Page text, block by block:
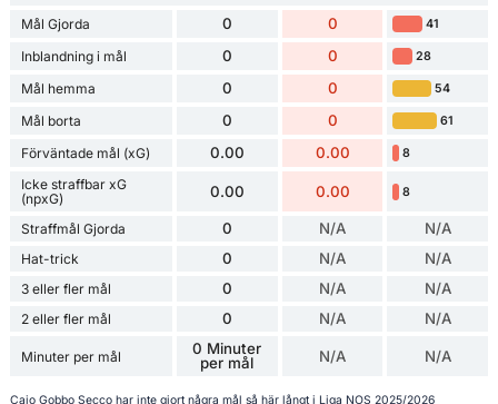
Mål Gjorda 0 0 41
Inblandning i mål 0 0 28
Mål hemma 0 0 54
Mål borta 0 0 61
Förväntade mål (xG) 0.00 0.00 8
Icke straffbar xG
(npxG)
0.00 0.00 8
Straffmål Gjorda 0 N/A N/A
Hat-trick 0 N/A N/A
3 eller fler mål 0 N/A N/A
2 eller fler mål 0 N/A N/A
Minuter per mål
0 Minuter
per mål
N/A N/A
Caio Gobbo Secco har inte gjort några mål så här långt i Liga NOS 2025/2026